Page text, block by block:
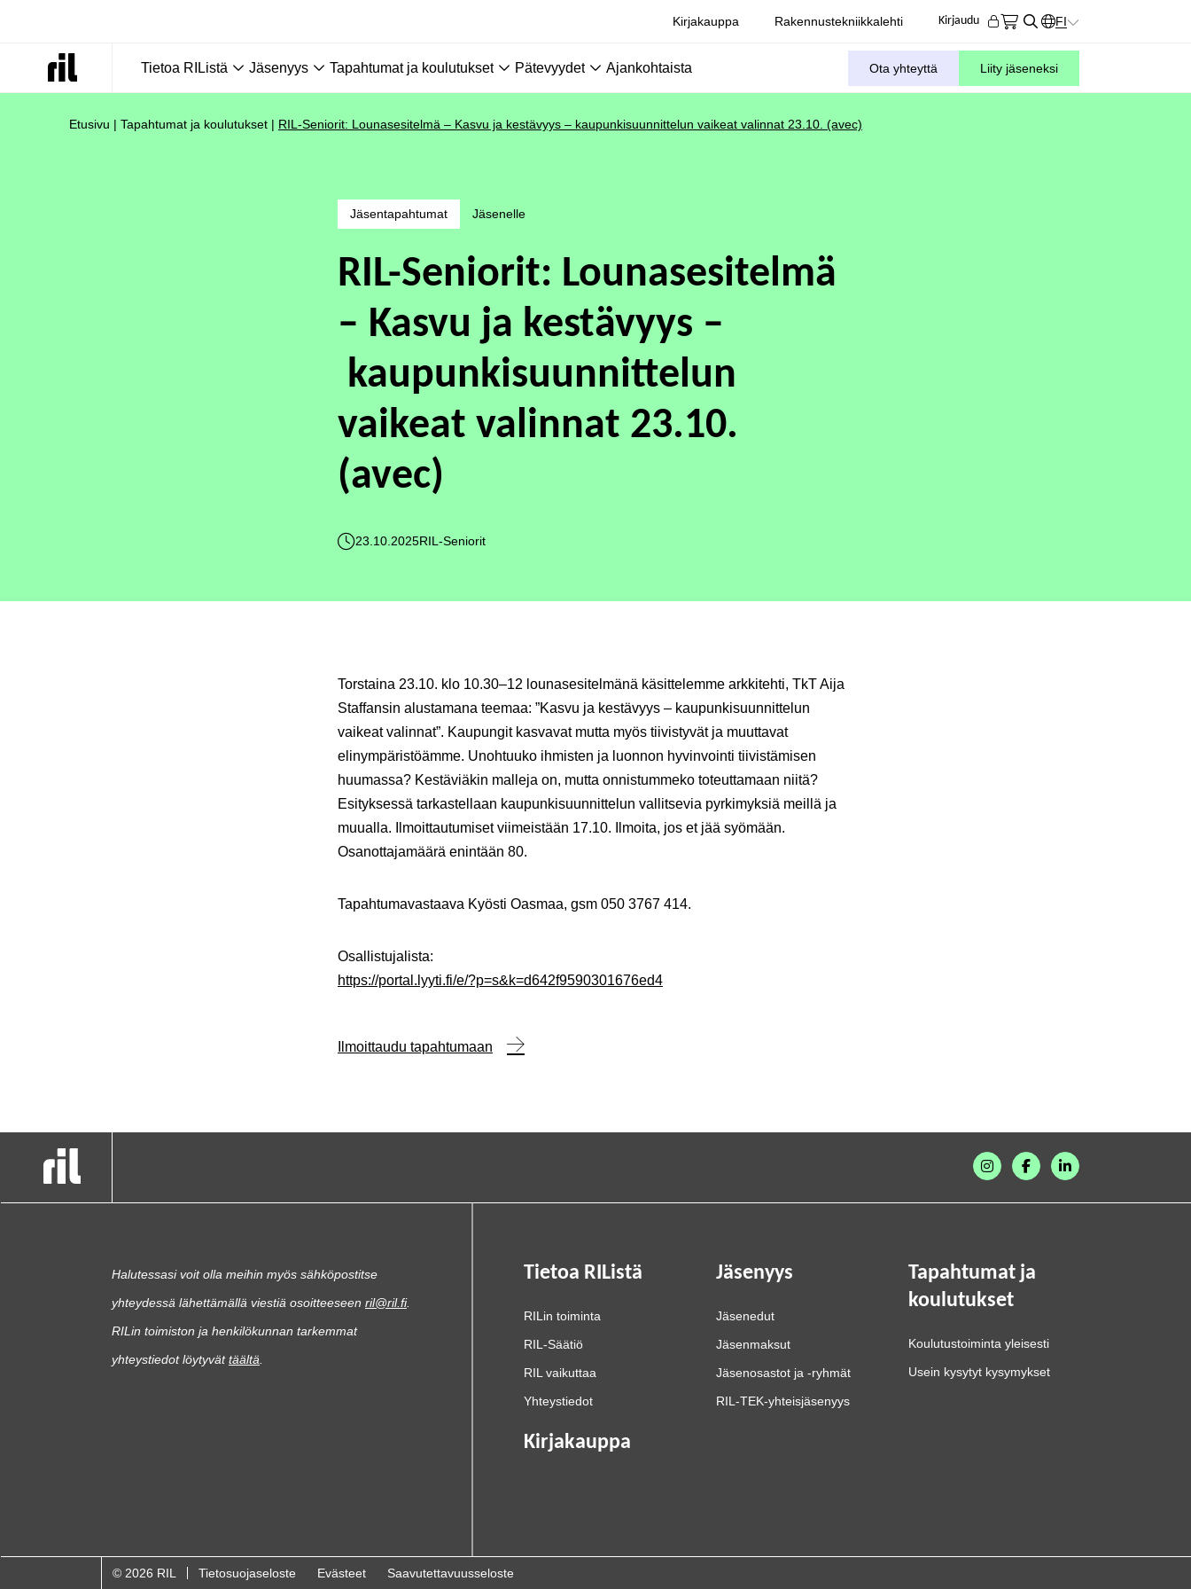
Kirjakauppa Rakennustekniikkalehti Kirjaudu FI
KIELIVALITSIN.
Tietoa RIListä Jäsenyys Tapahtumat ja koulutukset Pätevyydet Ajankohtaista Ota yhteyttä Liity jäseneksi
Etusivu | Tapahtumat ja koulutukset | RIL-Seniorit: Lounasesitelmä – Kasvu ja kestävyys – kaupunkisuunnittelun vaikeat valinnat 23.10. (avec)
Jäsentapahtumat Jäsenelle
RIL-Seniorit: Lounasesitelmä
– Kasvu ja kestävyys –
kaupunkisuunnittelun
vaikeat valinnat 23.10.
(avec)
23.10.2025RIL-Seniorit
Torstaina 23.10. klo 10.30–12 lounasesitelmänä käsittelemme arkkitehti, TkT Aija
Staffansin alustamana teemaa: ”Kasvu ja kestävyys – kaupunkisuunnittelun
vaikeat valinnat”. Kaupungit kasvavat mutta myös tiivistyvät ja muuttavat
elinympäristöämme. Unohtuuko ihmisten ja luonnon hyvinvointi tiivistämisen
huumassa? Kestäviäkin malleja on, mutta onnistummeko toteuttamaan niitä?
Esityksessä tarkastellaan kaupunkisuunnittelun vallitsevia pyrkimyksiä meillä ja
muualla. Ilmoittautumiset viimeistään 17.10. Ilmoita, jos et jää syömään.
Osanottajamäärä enintään 80.
Tapahtumavastaava Kyösti Oasmaa, gsm 050 3767 414.
Osallistujalista:
https://portal.lyyti.fi/e/?p=s&k=d642f9590301676ed4
Ilmoittaudu tapahtumaan
Halutessasi voit olla meihin myös sähköpostitse
yhteydessä lähettämällä viestiä osoitteeseen ril@ril.fi.
RILin toimiston ja henkilökunnan tarkemmat
yhteystiedot löytyvättäältä
Tietoa RIListä
RILin toiminta
RIL-Säätiö
RIL vaikuttaa
Yhteystiedot
Jäsenyys
Jäsenedut
Jäsenmaksut
Jäsenosastot ja -ryhmät
RIL-TEK-yhteisjäsenyys
Tapahtumat ja
koulutukset
Koulutustoiminta yleisesti
Usein kysytyt kysymykset
Kirjakauppa
© 2026 RIL Tietosuojaseloste Evästeet Saavutettavuusseloste